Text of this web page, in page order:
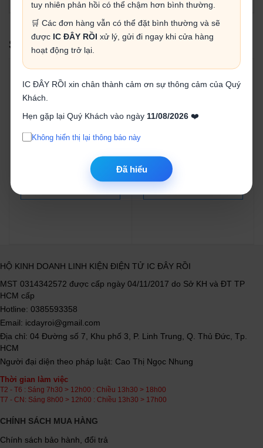
tuy nhiên phản hồi có thể chậm hơn bình thường.
🛒 Các đơn hàng vẫn có thể đặt bình thường và sẽ
được IC ĐÂY RỒI xử lý, gửi đi ngay khi cửa hàng
hoạt động trở lại.
IC ĐÂY RỒI xin chân thành cảm ơn sự thông cảm của Quý
Khách.
Hẹn gặp lại Quý Khách vào ngày 11/08/2026❤️
Không hiển thị lại thông báo này
Đã hiểu
SẢN PHẨM LIÊN QUAN
Điện trở 0.12R 1/2W 5%
(Gói 20 con)
HỘ KINH DOANH LINH KIỆN ĐIỆN TỬ IC ĐÂY RỒI
MST 0314342572 được cấp ngày 04/11/2017 do Sở KH và ĐT TP
HCM cấp
Hotline: 0385593358
Email: icdayroi@gmail.com
Địa chỉ: 04 Đường số 7, Khu phố 3, P. Linh Trung, Q. Thủ Đức, Tp.
HCM
Người đại diện theo pháp luật: Cao Thị Ngọc Nhung
Thời gian làm việc
T2 - T6 : Sáng 7h30 > 12h00 : Chiều 13h30 > 18h00
T7 - CN: Sáng 8h00 > 12h00 : Chiều 13h30 > 17h00
CHÍNH SÁCH MUA HÀNG
Chính sách bảo hành, đổi trả